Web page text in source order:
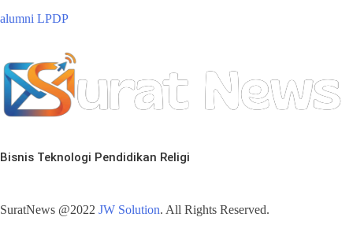
alumni LPDP
Bisnis Teknologi Pendidikan Religi
SuratNews @2022 JW Solution. All Rights Reserved.